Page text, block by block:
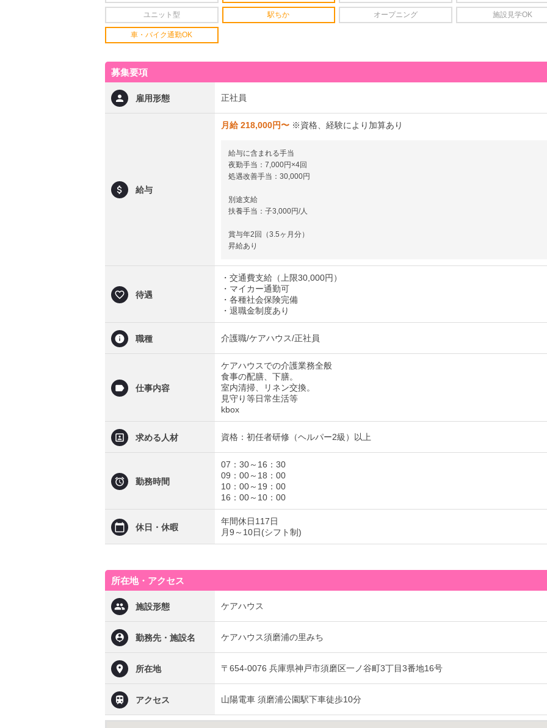
ユニット型 駅ちか オープニング 施設見学OK
車・バイク通勤OK
募集要項
雇用形態 正社員
給与
月給 218,000円〜 ※資格、経験により加算あり
給与に含まれる手当
夜勤手当：7,000円×4回
処遇改善手当：30,000円
別途支給
扶養手当：子3,000円/人
賞与年2回（3.5ヶ月分）
昇給あり
待遇
・交通費支給（上限30,000円）
・マイカー通勤可
・各種社会保険完備
・退職金制度あり
職種 介護職/ケアハウス/正社員
仕事内容
ケアハウスでの介護業務全般
食事の配膳、下膳。
室内清掃、リネン交換。
見守り等日常生活等
kbox
求める人材 資格：初任者研修（ヘルパー2級）以上
勤務時間
07：30～16：30
09：00～18：00
10：00～19：00
16：00～10：00
休日・休暇
年間休日117日
月9～10日(シフト制)
所在地・アクセス
施設形態 ケアハウス
勤務先・施設名 ケアハウス須磨浦の里みち
所在地 〒654-0076 兵庫県神戸市須磨区一ノ谷町3丁目3番地16号
アクセス 山陽電車 須磨浦公園駅下車徒歩10分